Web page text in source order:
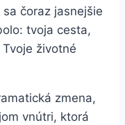
čoraz jasnejšie
tvoja cesta,
životné
zmena,
vnútri, ktorá